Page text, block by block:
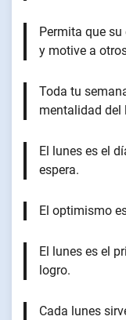
Permita que
y motive a
Toda tu
mentalidad del
El lunes es el
espera.
El optimismo
El lunes es el
logro.
Cada lunes